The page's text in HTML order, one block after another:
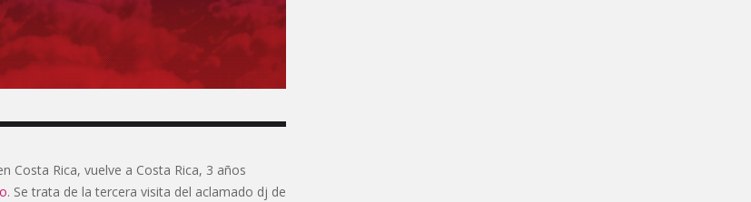
Costa Rica, vuelve a Costa Rica, 3 años
. Se trata de la tercera visita del aclamado dj de